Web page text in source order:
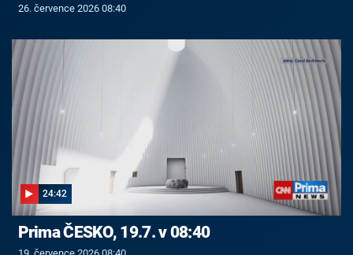
26. července 2026 08:40
24:42
Prima ČESKO, 19.7. v 08:40